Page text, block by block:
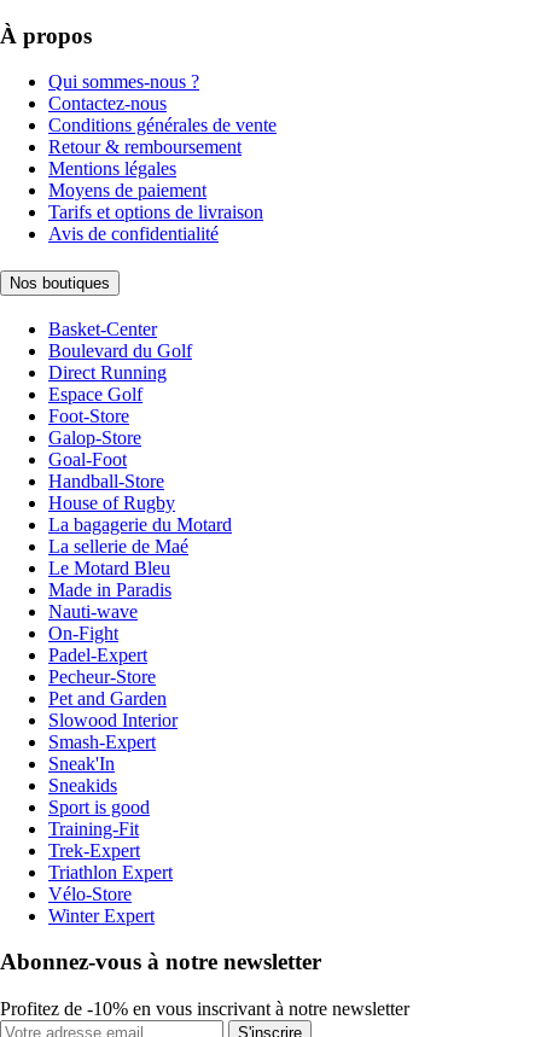
À propos
Qui sommes-nous ?
Contactez-nous
Conditions générales de vente
Retour & remboursement
Mentions légales
Moyens de paiement
Tarifs et options de livraison
Avis de confidentialité
Nos boutiques
Basket-Center
Boulevard du Golf
Direct Running
Espace Golf
Foot-Store
Galop-Store
Goal-Foot
Handball-Store
House of Rugby
La bagagerie du Motard
La sellerie de Maé
Le Motard Bleu
Made in Paradis
Nauti-wave
On-Fight
Padel-Expert
Pecheur-Store
Pet and Garden
Slowood Interior
Smash-Expert
Sneak'In
Sneakids
Sport is good
Training-Fit
Trek-Expert
Triathlon Expert
Vélo-Store
Winter Expert
Abonnez-vous à notre newsletter
Profitez de -10% en vous inscrivant à notre newsletter
S'inscrire